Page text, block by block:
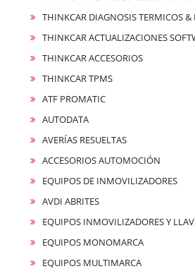
THINKCAR DIAGNOSIS TERMICOS &
THINKCAR ACTUALIZACIONES
THINKCAR ACCESORIOS
THINKCAR TPMS
ATF PROMATIC
AUTODATA
AVERÍAS RESUELTAS
ACCESORIOS AUTOMOCIÓN
EQUIPOS DE INMOVILIZADORES
AVDI ABRITES
EQUIPOS INMOVILIZADORES Y
EQUIPOS MONOMARCA
EQUIPOS MULTIMARCA